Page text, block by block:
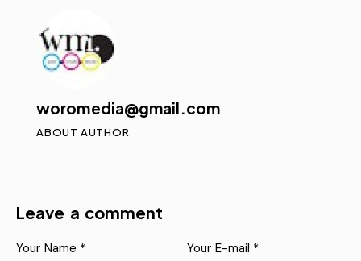
woromedia@gmail.com
ABOUT AUTHOR
Leave a comment